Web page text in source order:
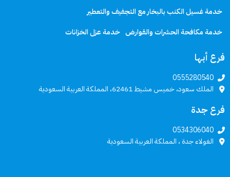
خدمة غسيل الكنب بالبخار مع التجفيف والتعطير
خدمة مكافحة الحشرات والقوارض خدمة عزل الخزانات
فرع أبها
0555280540
الملك سعود، خميس مشيط 62461، المملكة العربية السعودية
فرع جدة
0534306040
الغولاء جدة ، المملكة العربية السعودية